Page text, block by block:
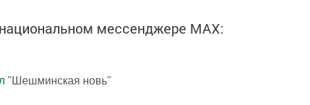
мессенджере MАХ:
"Шешминская новь"